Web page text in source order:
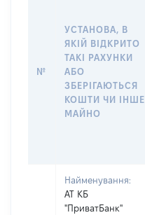
№
УСТАНОВА, В
ЯКІЙ ВІДКРИТО
ТАКІ РАХУНКИ
АБО
ЗБЕРІГАЮТЬСЯ
КОШТИ ЧИ ІНШЕ
МАЙНО
Найменування:
АТ КБ
"ПриватБанк"